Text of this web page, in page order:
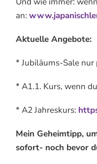
an:
Aktuelle Angebote:
* Jubiläums-Sale
* A1.1. Kurs, wenn
* A2 Jahreskurs:
Mein Geheimtipp,
sofort- noch bevor